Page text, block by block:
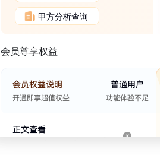
甲方分析查询
会员尊享权益